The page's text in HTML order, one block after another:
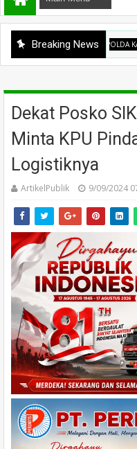
Breaking News
POLDA KALBAR
Dekat Posko
Minta KPU
Logistiknya
ArtikelPublik 9/09/2024